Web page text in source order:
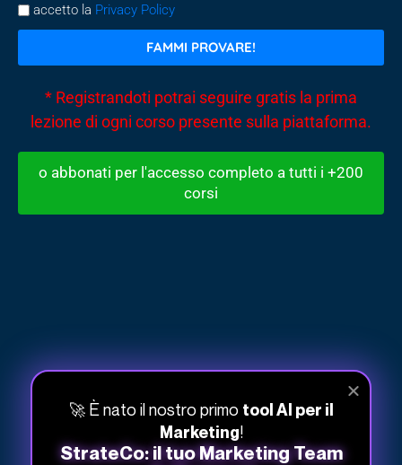
Trascrizione Report
accetto la Privacy Policy
FAMMI PROVARE!
* Registrandoti potrai seguire gratis la prima
lezione di ogni corso presente sulla piattaforma.
o abbonati per l'accesso completo a tutti i +200
corsi
🚀 È nato il nostro primo tool AI per il
Marketing!
StrateCo: il tuo Marketing Team